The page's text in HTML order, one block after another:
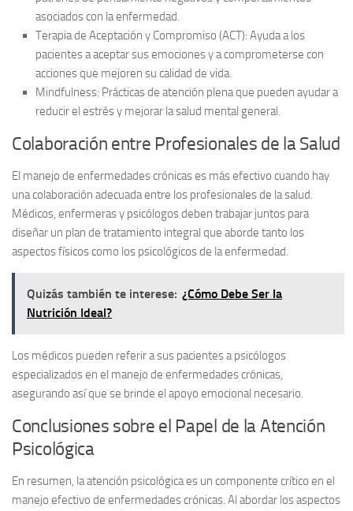
asociados con la enfermedad.
Terapia de Aceptación y Compromiso (ACT): Ayuda a los
pacientes a aceptar sus emociones y a comprometerse con
acciones que mejoren su calidad de vida.
Mindfulness: Prácticas de atención plena que pueden ayudar a
reducir el estrés y mejorar la salud mental general.
Colaboración entre Profesionales de la Salud
El manejo de enfermedades crónicas es más efectivo cuando hay
unacolaboración adecuadaentre los profesionales de la salud.
Médicos, enfermeras y psicólogos deben trabajar juntos para
diseñar un plan de tratamiento integral que aborde tanto los
aspectos físicos como los psicológicos de la enfermedad.
Quizás también te interese: ¿Cómo Debe Ser la
Nutrición Ideal?
Los médicos pueden referir a sus pacientes a psicólogos
especializados en el manejo de enfermedades crónicas,
asegurando así que se brinde el apoyo emocional necesario.
Conclusiones sobre el Papel de la Atención
Psicológica
En resumen, la atención psicológica es un componente crítico en el
manejo efectivo de enfermedades crónicas. Al abordar los aspectos